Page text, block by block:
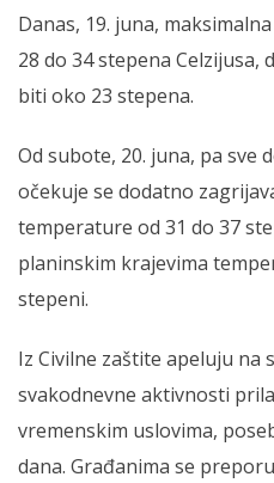
Danas, 19. juna,
28 do 34 stepena Celzijusa,
biti oko 23 stepena.
Od subote, 20. juna, pa sve
očekuje se dodatno
temperature od 31 do 37
planinskim krajevima
stepeni.
Iz Civilne zaštite apeluju na
svakodnevne aktivnosti
vremenskim uslovima,
dana. Građanima se